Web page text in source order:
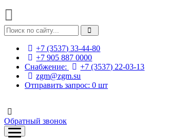
+7 (3537) 33-44-80
+7 905 887 0000
Снабжение:
+7 (3537) 22-03-13
zgm@zgm.su
Отправить запрос: 0 шт
Обратный звонок